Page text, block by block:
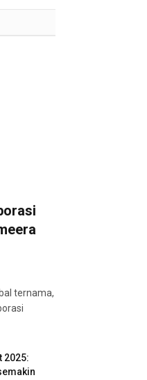
ternama,
2025: